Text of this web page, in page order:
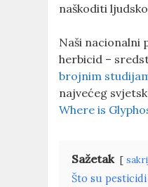
naškoditi
Naši nacionalni
herbicid –
brojnim
najvećeg
Where is
Sažetak
Što su